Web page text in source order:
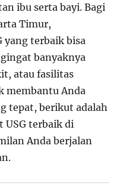
ibu serta bayi. Bagi
Timur,
yang terbaik bisa
banyaknya
atau fasilitas
membantu Anda
tepat, berikut adalah
USG terbaik di
Anda berjalan